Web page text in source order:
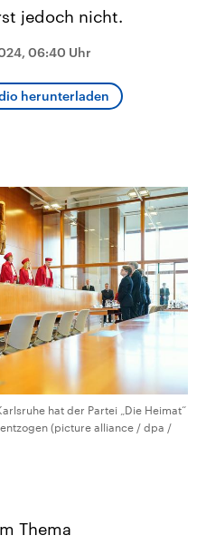
aus
mit großem Einfluss auf
jedoch nicht.
06:40 Uhr
herunterladen
hat der Partei „Die Heimat“
(picture alliance / dpa /
Thema